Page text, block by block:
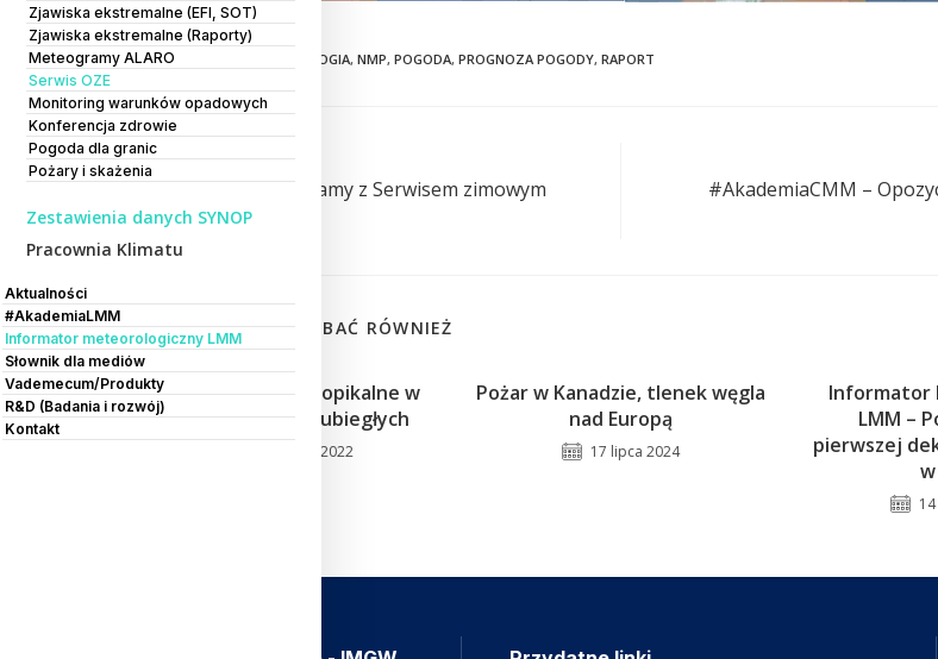
Zjawiska ekstremalne (EFI, SOT)
Zjawiska ekstremalne (Raporty)
Meteogramy ALARO
Serwis OZE
Monitoring warunków opadowych
Konferencja zdrowie
Pogoda dla granic
Pożary i skażenia
Zestawienia danych SYNOP
Pracownia Klimatu
Aktualności
#AkademiaLMM
Informator meteorologiczny LMM
Słownik dla mediów
Vademecum/Produkty
R&D (Badania i rozwój)
Kontakt
TAGS:CMM METEOROLOGIA, NMP, POGODA, PROGNOZA POGODY, RAPORT
Previous Post
Od 1 listopada powracamy z Serwisem zimowym
CMM IMGW-PIB
#AkademiaCMM –
MOŻE CI SIĘ SPODOBAĆ RÓWNIEŻ
Dni upalne i noce tropikalne w
2022 roku i latach ubiegłych
14 września 2022
Pożar w Kanadzie, tlenek węgla
nad Europą
17 lipca 2024
Informator
LMM –
pierwszej